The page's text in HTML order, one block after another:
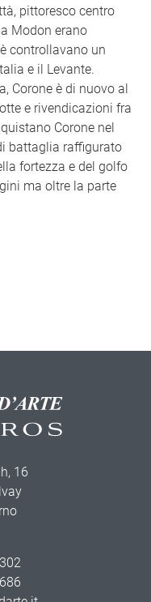
pittoresco centro
Modon erano
controllavano un
e il Levante.
Corone è di nuovo al
e rivendicazioni fra
Corone nel
battaglia raffigurato
fortezza e del golfo
ma oltre la parte
16